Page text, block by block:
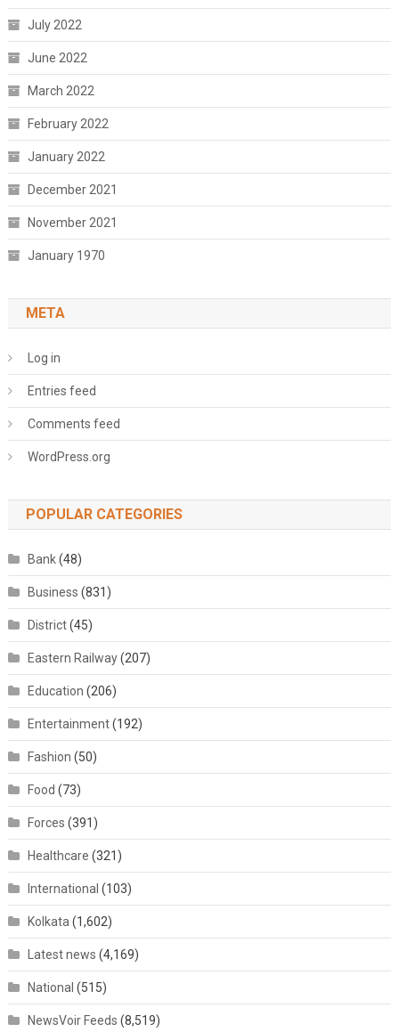
July 2022
June 2022
March 2022
February 2022
January 2022
December 2021
November 2021
January 1970
META
Log in
Entries feed
Comments feed
WordPress.org
POPULAR CATEGORIES
Bank(48)
Business (831)
District(45)
Eastern Railway(207)
Education (206)
Entertainment(192)
Fashion (50)
Food (73)
Forces (391)
Healthcare (321)
International (103)
Kolkata (1,602)
Latest news (4,169)
National (515)
NewsVoir Feeds (8,519)